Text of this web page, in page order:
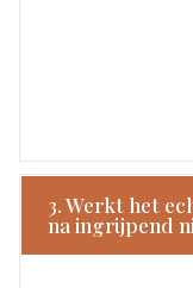
3. Werkt het
na ingrijpend